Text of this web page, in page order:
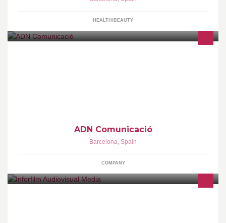
HEALTH/BEAUTY
ADN Comunicació
Barcelona, Spain
COMPANY